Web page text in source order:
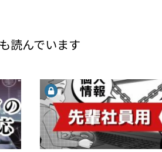
読んでいます